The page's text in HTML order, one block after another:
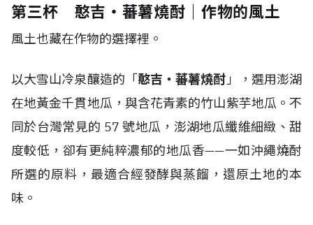
第三杯 憨吉・蕃薯燒酎｜作物的風土
風土也藏在作物的選擇裡。
以大雪山冷泉釀造的「憨吉・蕃薯燒酎」，選用澎湖
在地黃金千貫地瓜，與含花青素的竹山紫芋地瓜。不
同於台灣常見的 57 號地瓜，澎湖地瓜纖維細緻、甜
度較低，卻有更純粹濃郁的地瓜香——一如沖繩燒酎
所選的原料，最適合經發酵與蒸餾，還原土地的本
味。